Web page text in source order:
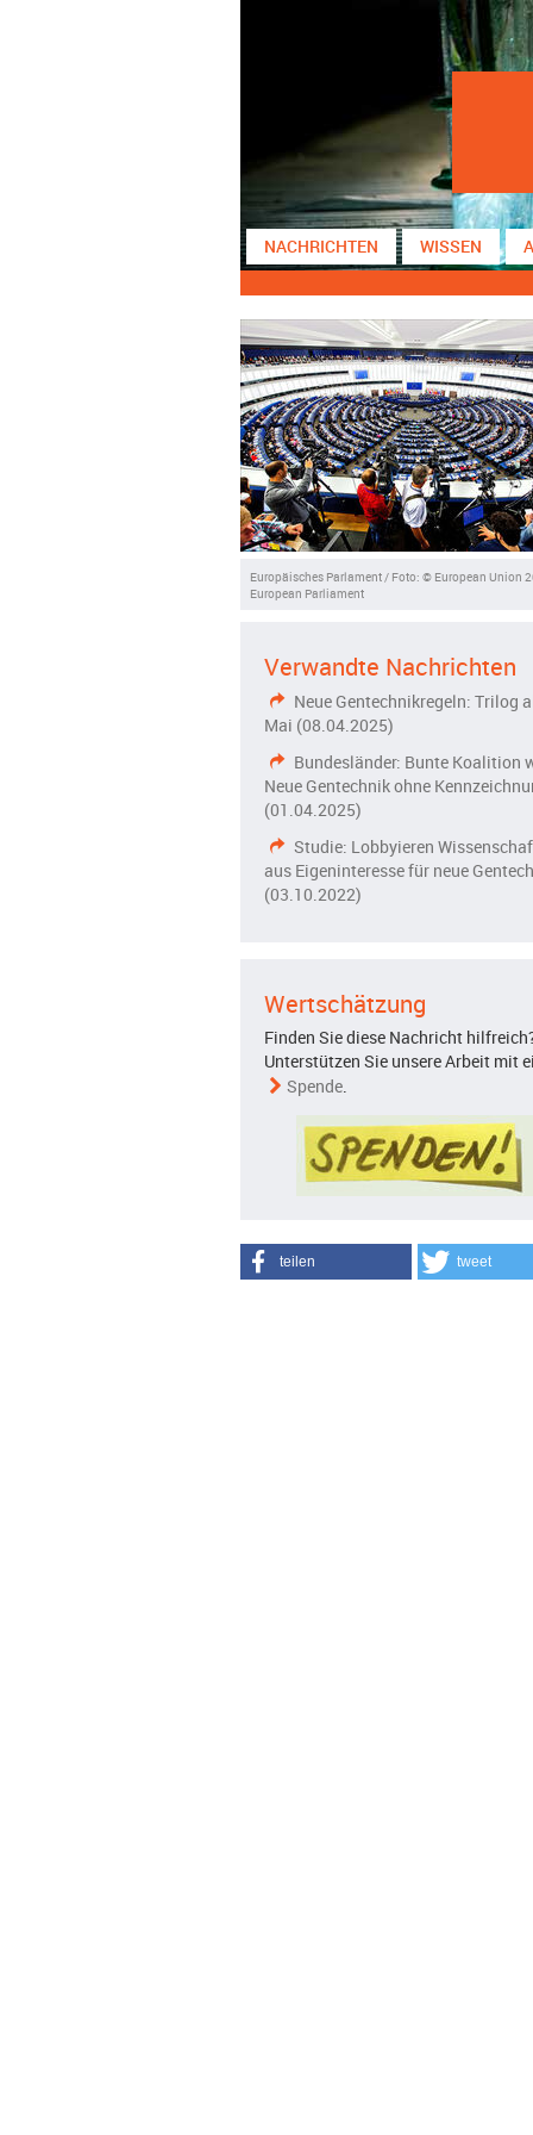
NACHRICHTEN WISSEN
Europäisches Parlament / Foto: © European Union
European Parliament
Verwandte Nachrichten
Neue Gentechnikregeln: Trilog
Mai (08.04.2025)
Bundesländer: Bunte Koalition
Neue Gentechnik ohne
(01.04.2025)
Studie: Lobbyieren
aus Eigeninteresse für neue
(03.10.2022)
Wertschätzung
Finden Sie diese Nachricht
Unterstützen Sie unsere Arbeit mit
Spende.
teilen tweet